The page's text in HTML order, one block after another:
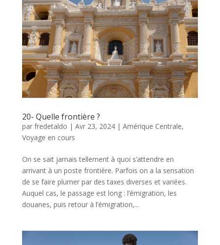
20- Quelle frontière ?
par fredetaldo | Avr 23, 2024| Amérique Centrale,
Voyage en cours
On se sait jamais tellement à quoi s’attendre en
arrivant à un poste frontière. Parfois on a la sensation
de se faire plumer par des taxes diverses et variées.
Auquel cas, le passage est long : l’émigration, les
douanes, puis retour à l’émigration,...